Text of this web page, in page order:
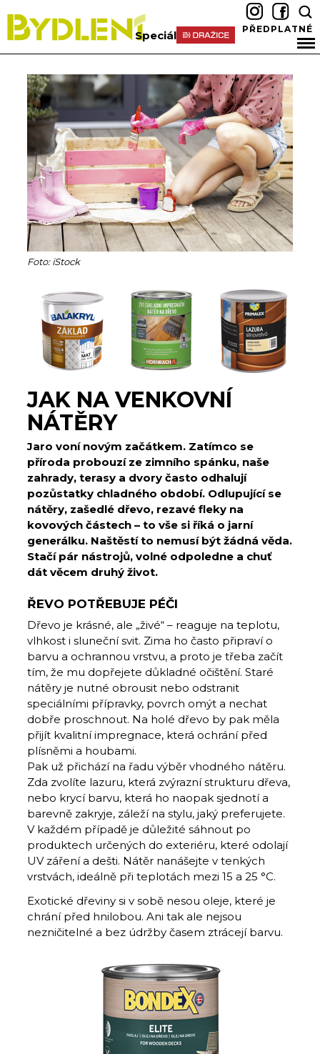
Speciál PŘEDPLATNÉ
Foto: iStock
JAK NA VENKOVNÍ
NÁTĚRY
Jaro voní novým začátkem. Zatímco se
příroda probouzí ze zimního spánku, naše
zahrady, terasy a dvory často odhalují
pozůstatky chladného období. Odlupující se
nátěry, zašedlé dřevo, rezavé fleky na
kovových částech – to vše si říká o jarní
generálku. Naštěstí to nemusí být žádná věda.
Stačí pár nástrojů, volné odpoledne a chuť
dát věcem druhý život.
ŘEVO POTŘEBUJE PÉČI
Dřevo je krásné, ale „živé“ – reagu­je na teplotu,
vlhkost i sluneční svit. Zima ho často připraví o
barvu a ochrannou vrstvu, a proto je třeba začít
tím, že mu dopřejete důkladné očištění. Staré
nátěry je nutné obrousit nebo odstranit
speciálními přípravky, povrch omýt a nechat
dobře proschnout. Na holé dřevo by pak měla
přijít kvalitní impregnace, která ochrání před
plísněmi a houbami.
Pak už přichází na řadu výběr vhodného nátěru.
Zda zvolíte lazuru, která zvýrazní strukturu dřeva,
nebo krycí barvu, která ho naopak sjednotí a
barevně zakryje, záleží na stylu, jaký preferujete.
V každém případě je důležité sáhnout po
produktech určených do exteriéru, které odolají
UV záření a dešti. Nátěr nanášejte v tenkých
vrstvách, ideálně při teplotách mezi 15 a 25 °C.
Exotické dřeviny si v sobě nesou oleje, které je
chrání před hnilobou. Ani tak ale nejsou
nezničitelné a bez údržby časem ztrácejí barvu.